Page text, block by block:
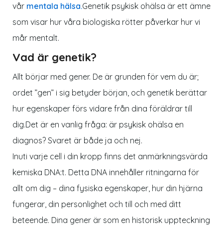
vår mentala hälsa.Genetik psykisk ohälsa är ett ämne
som visar hur våra biologiska rötter påverkar hur vi
mår mentalt.
Vad är genetik?
Allt börjar med gener. De är grunden för vem du är;
ordet ”gen” i sig betyder början, och genetik berättar
hur egenskaper förs vidare från dina föräldrar till
dig.Det är en vanlig fråga: är psykisk ohälsa en
diagnos? Svaret är både ja och nej.
Inuti varje cell i din kropp finns det anmärkningsvärda
kemiska DNA:t. Detta DNA innehåller ritningarna för
allt om dig – dina fysiska egenskaper, hur din hjärna
fungerar, din personlighet och till och med ditt
beteende. Dina gener är som en historisk uppteckning